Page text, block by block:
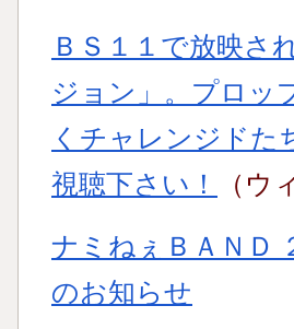
ＢＳ１１で放映さ
ジョン」。プロッ
くチャレンジドた
視聴下さい！
（ウ
ナミねぇＢＡＮＤ
のお知らせ